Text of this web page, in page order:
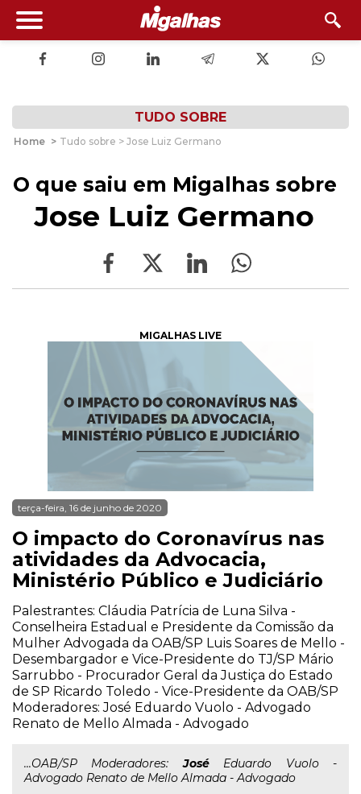
TUDO SOBRE
Home > Tudo sobre > Jose Luiz Germano
O que saiu em Migalhas sobre
Jose Luiz Germano
MIGALHAS LIVE
terça-feira, 16 de junho de 2020
O impacto do Coronavírus nas
atividades da Advocacia,
Ministério Público e Judiciário
Palestrantes: Cláudia Patrícia de Luna Silva -
Conselheira Estadual e Presidente da Comissão da
Mulher Advogada da OAB/SP Luis Soares de Mello -
Desembargador e Vice-Presidente do TJ/SP Mário
Sarrubbo - Procurador Geral da Justiça do Estado
de SP Ricardo Toledo - Vice-Presidente da OAB/SP
Moderadores: José Eduardo Vuolo - Advogado
Renato de Mello Almada - Advogado
...OAB/SP Moderadores:JoséEduardo Vuolo -
Advogado Renato de Mello Almada - Advogado